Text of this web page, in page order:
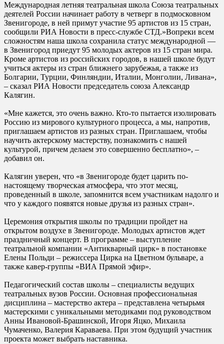
Международная летняя театральная школа Союза театральных
деятелей России начинает работу в четверг в подмосковном
Звенигороде, в ней примут участие 95 артистов из 15 стран,
сообщили РИА Новости в пресс-службе СТД.»Вопреки всем
сложностям наша школа сохранила статус международной —
в Звенигород приедут 95 молодых актеров из 15 стран мира.
Кроме артистов из российских городов, в нашей школе будут
учиться актеры из стран ближнего зарубежья, а также из
Болгарии, Турции, Финляндии, Италии, Монголии, Ливана»,
– сказал РИА Новости председатель союза Александр
Калягин.
«Мне кажется, это очень важно. Кто-то пытается изолировать
Россию из мирового культурного процесса, а мы, напротив,
приглашаем артистов из разных стран. Приглашаем, чтобы
научить актерскому мастерству, познакомить с нашей
культурой, причем делаем это совершенно бесплатно», –
добавил он.
Калягин уверен, что «в Звенигороде будет царить по-
настоящему творческая атмосфера, что этот месяц,
проведенный в школе, запомнится всем участникам надолго и
что у каждого появятся новые друзья из разных стран».
Церемония открытия школы по традиции пройдет на
открытом воздухе в Звенигороде. Молодых артистов ждет
праздничный концерт. В программе – выступление
театральной компании «Антикварный цирк» в постановке
Елены Польди – режиссера Цирка на Цветном бульваре, а
также кавер-группы «ВИА Прямой эфир».
Педагогический состав школы – специалисты ведущих
театральных вузов России. Основная профессиональная
дисциплина – мастерство актера – представлена четырьмя
мастерскими с уникальными методиками под руководством
Анны Ивановой-Брашинской, Игоря Яцко, Михаила
Чумаченко, Валерия Караваева. При этом будущий участник
проекта может выбрать наставника.